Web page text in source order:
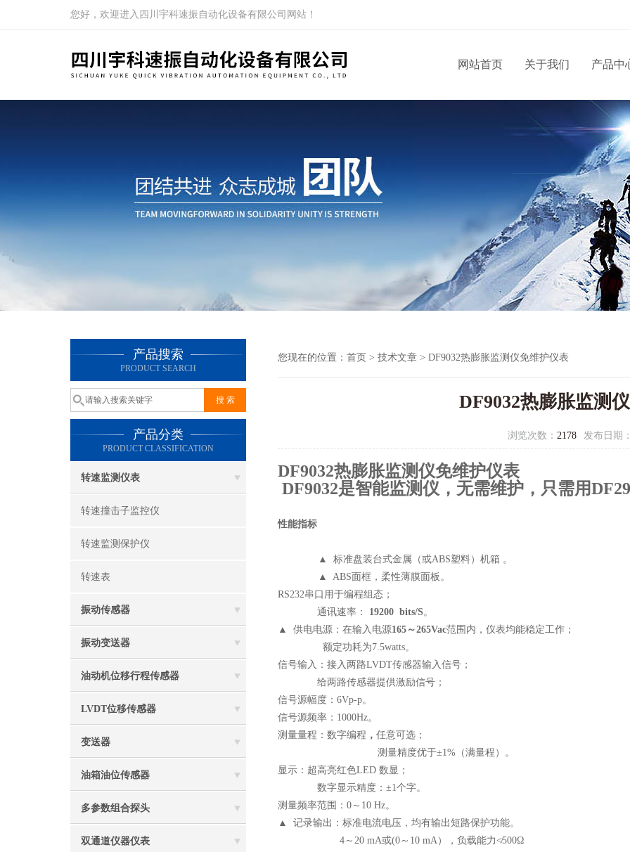
您好，欢迎进入四川宇科速振自动化设备有限公司网站！
网站首页 关于我们 产品中
产品搜索
PRODUCT SEARCH
产品分类
PRODUCT CLASSIFICATION
转速监测仪表
转速撞击子监控仪
转速监测保护仪
转速表
振动传感器
振动变送器
油动机位移行程传感器
LVDT位移传感器
变送器
油箱油位传感器
多参数组合探头
双通道仪器仪表
您现在的位置： 首页 > 技术文章 > DF9032热膨胀监测仪免维护仪表
DF9032热膨胀监测
浏览次数： 2178 发布日期：
DF9032热膨胀监测仪免维护仪表
DF9032是智能监测仪，无需维护，只需用
性能指标
▲
标准盘装台式金属（或ABS塑料）机箱 。
▲ABS面框，柔性薄膜面板。
RS232串口用于编程组态；
通讯速率：
19200 bits/S。
▲
供电电源：在输入电源165 ～265Vac范围内，仪表均能稳定工作；
额定功耗为7.5watts。
信号输入：接入两路LVDT传感器输入信号；
给两路传感器提供激励信号；
信号源幅度：6Vp-p。
信号源频率：1000Hz。
测量量程：数字编程 ， 任意可选；
测量精度优于±1% （满量程）。
显示：超 高亮红色LED 数显；
数字显示精度： ±1个字。
测量频率范围：0 ～10 Hz。
▲
记录输出： 标准电流电压，均有输出短路保护功能。
4 ～ 20 mA或(0 ～ 10 mA），负载能力 ≮500Ω